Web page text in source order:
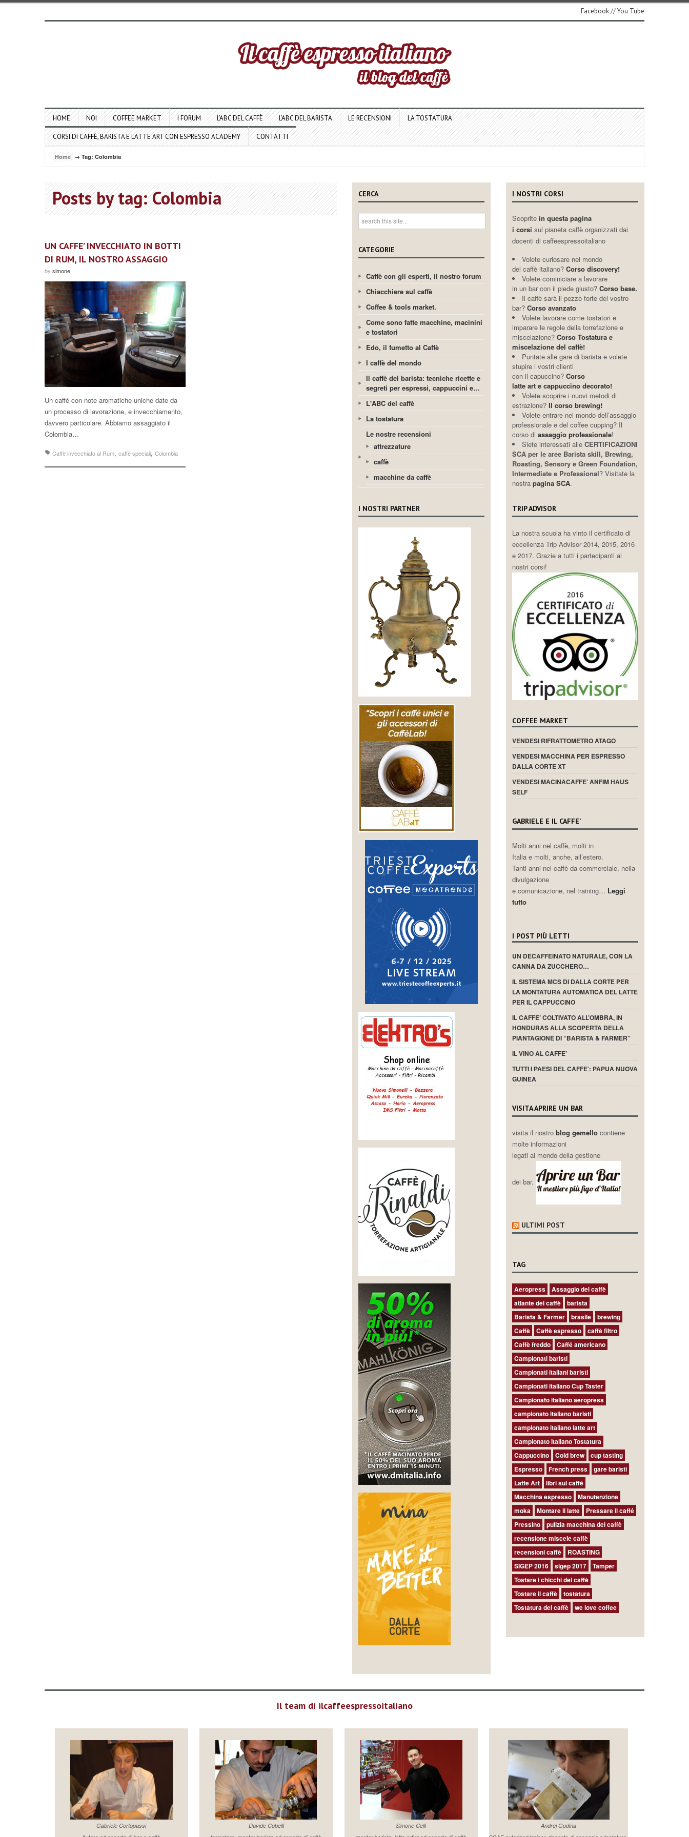
Facebook//You Tube
HOME NOI COFFEE MARKET I FORUM L’ABC DEL CAFFÈ L’ABC DEL BARISTA LE RECENSIONI LA TOSTATURA
CORSI DI CAFFÈ, BARISTA E LATTE ART CON ESPRESSO ACADEMY CONTATTI
Home → Tag: Colombia
Posts by tag: Colombia
UN CAFFE’ INVECCHIATO IN BOTTI
DI RUM, IL NOSTRO ASSAGGIO
by simone
Un caffè con note aromatiche uniche date da
un processo di lavorazione, e invecchiamento,
davvero particolare. Abbiamo assaggiato il
Colombia…
Caffè invecchiato al Rum, caffè speciali, Colombia
CERCA
CATEGORIE
Caffè con gli esperti, il nostro forum
Chiacchiere sul caffè
Coffee & tools market.
Come sono fatte macchine, macinini
e tostatori
Edo, il fumetto al Caffè
I caffè del mondo
Il caffè del barista: tecniche ricette e
segreti per espressi, cappuccini e…
L'ABC del caffè
La tostatura
Le nostre recensioni
attrezzature
caffè
macchine da caffè
I NOSTRI PARTNER
I NOSTRI CORSI
Scoprite in questa pagina
i corsi sul pianeta caffè organizzati dai
docenti di caffeespressoitaliano
Volete curiosare nel mondo
del caffè italiano?Corso discovery!
Volete cominiciare a lavorare
in un bar con il piede giusto? Corso base.
Il caffè sarà il pezzo forte del vostro
bar? Corso avanzato
Volete lavorare come tostatori e
imparare le regole della torrefazione e
miscelazione? Corso Tostatura e
miscelazione del caffè!
Puntate alle gare di barista e volete
stupire i vostri clienti
con il capuccino? Corso
latte art e cappuccino decorato!
Volete scoprire i nuovi metodi di
estrazione? Il corso brewing!
Volete entrare nel mondo dell’assaggio
professionale e del coffee cupping? Il
corso di assaggio professionale!
Siete interessati alle CERTIFICAZIONI
SCA per le aree Barista skill, Brewing,
Roasting, Sensory e Green Foundation,
Intermediate e Professional? Visitate la
nostra pagina SCA.
TRIP ADVISOR
La nostra scuola ha vinto il certificato di
eccellenza Trip Advisor 2014, 2015, 2016
e 2017. Grazie a tutti i partecipanti ai
nostri corsi!
COFFEE MARKET
VENDESI RIFRATTOMETRO ATAGO
VENDESI MACCHINA PER ESPRESSO
DALLA CORTE XT
VENDESI MACINACAFFE’ ANFIM HAUS
SELF
GABRIELE E IL CAFFE’
Molti anni nel caffè, molti in
Italia e molti, anche, all’estero.
Tanti anni nel caffè da commerciale, nella
divulgazione
e comunicazione, nel training… Leggi
tutto
I POST PIÙ LETTI
UN DECAFFEINATO NATURALE, CON LA
CANNA DA ZUCCHERO…
IL SISTEMA MCS DI DALLA CORTE PER
LA MONTATURA AUTOMATICA DEL LATTE
PER IL CAPPUCCINO
IL CAFFE’ COLTIVATO ALL’OMBRA, IN
HONDURAS ALLA SCOPERTA DELLA
PIANTAGIONE DI “BARISTA & FARMER”
IL VINO AL CAFFE’
TUTTI I PAESI DEL CAFFE’: PAPUA NUOVA
GUINEA
VISITA APRIRE UN BAR
visita il nostro blog gemello contiene
molte informazioni
legati al mondo della gestione
dei bar.
ULTIMI POST
TAG
Aeropress
Assaggio del caffè
atlante del caffè
barista
Barista & Farmer
brasile
brewing
Caffè
Caffè espresso
caffè filtro
Caffè freddo
Caffé americano
Campionati baristi
Campionati italiani baristi
Campionati italiano Cup Taster
Campionato italiano aeropress
campionato italiano baristi
campionato italiano latte art
Campionato Italiano Tostatura
Cappuccino
Cold brew
cup tasting
Espresso
French press
gare baristi
Latte Art
libri sul caffè
Macchina espresso
Manutenzione
moka
Montare il latte
Pressare il caffé
Pressino
pulizia macchina del caffè
recensione miscele caffè
recensioni caffè
ROASTING
SIGEP 2016
sigep 2017
Tamper
Tostare i chicchi del caffè
Tostare il caffè
tostatura
Tostatura del caffè
we love coffee
Il team di ilcaffeespressoitaliano
Gabriele Cortopassi Davide Cobelli Simone Celli Andrej Godina